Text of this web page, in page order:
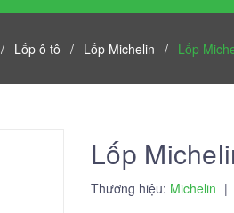
/ Lốp ô tô / Lốp Michelin / Lốp
Lốp
Thương hiệu: Michelin |